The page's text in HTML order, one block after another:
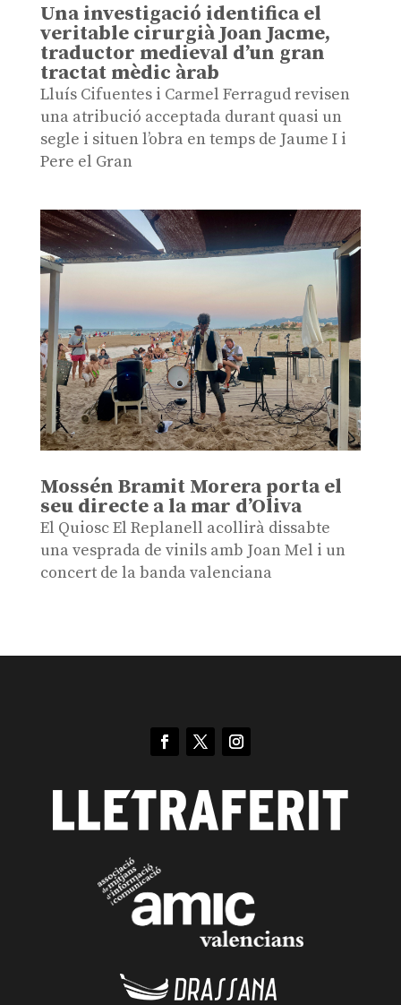
Una investigació identifica el
veritable cirurgià Joan Jacme,
traductor medieval d’un gran
tractat mèdic àrab
Lluís Cifuentes i Carmel Ferragud revisen
una atribució acceptada durant quasi un
segle i situen l’obra en temps de Jaume I i
Pere el Gran
Mossén Bramit Morera porta el
seu directe a la mar d’Oliva
El Quiosc El Replanell acollirà dissabte
una vesprada de vinils amb Joan Mel i un
concert de la banda valenciana